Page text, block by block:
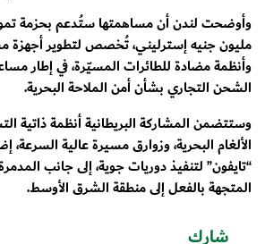
مليون جنيه إسترليني، تُخصص لتطوير أجهزة
وأنظمة مضادة للطائرات المسيّرة، في إطار
الشحن التجاري بشأن أمن الملاحة البحرية.
وستتضمن المشاركة البريطانية أنظمة ذاتية
الألغام البحرية، وزوارق مسيرة عالية السرعة،
“تايفون” لتنفيذ دوريات جوية، إلى جانب
المتجهة بالفعل إلى منطقة الشرق الأوسط.
شارك